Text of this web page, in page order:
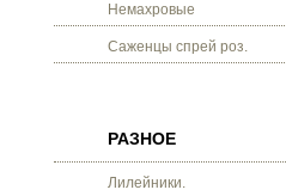
Немахровые
Саженцы спрей роз.
РАЗНОЕ
Лилейники.